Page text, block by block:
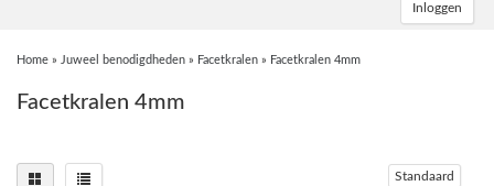
Inloggen
Home » Juweel benodigdheden » Facetkralen » Facetkralen 4mm
Facetkralen 4mm
Standaard